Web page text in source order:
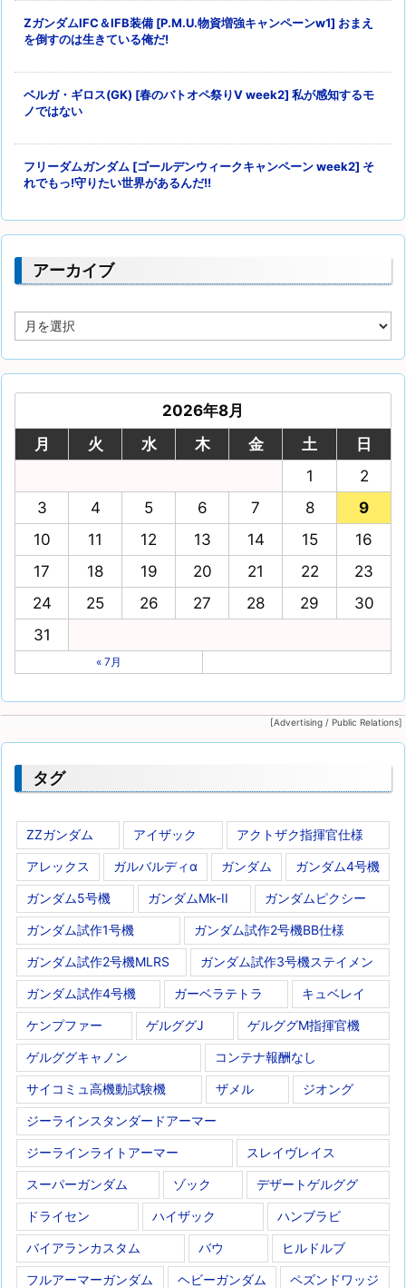
ZガンダムIFC＆IFB装備 [P.M.U.物資増強キャンペーンw1] おまえ
を倒すのは生きている俺だ!
ベルガ・ギロス(GK) [春のバトオペ祭りV week2] 私が感知するモ
ノではない
フリーダムガンダム [ゴールデンウィークキャンペーン week2] そ
れでもっ!守りたい世界があるんだ!!
アーカイブ
ー
イ
2026年8月
月
火 水 木 金 土
日
1
2
3
4 5 6 7 8
9
10
11 12 13 14 15
16
17
18 19 20 21 22
23
24
25 26 27 28 29
30
31
« 7月
[Advertising / Public Relations]
タグ
ZZガンダム アイザック アクトザク指揮官仕様
アレックス ガルバルディα ガンダム ガンダム4号機
ガンダム5号機 ガンダムMk-II ガンダムピクシー
ガンダム試作1号機 ガンダム試作2号機BB仕様
ガンダム試作2号機MLRS ガンダム試作3号機ステイメン
ガンダム試作4号機 ガーベラテトラ キュベレイ
ケンプファー ゲルググJ ゲルググM指揮官機
ゲルググキャノン コンテナ報酬なし
サイコミュ高機動試験機 ザメル ジオング
ジーラインスタンダードアーマー
ジーラインライトアーマー スレイヴレイス
スーパーガンダム ゾック デザートゲルググ
ドライセン ハイザック ハンブラビ
バイアランカスタム バウ ヒルドルブ
フルアーマーガンダム ヘビーガンダム ペズンドワッジ